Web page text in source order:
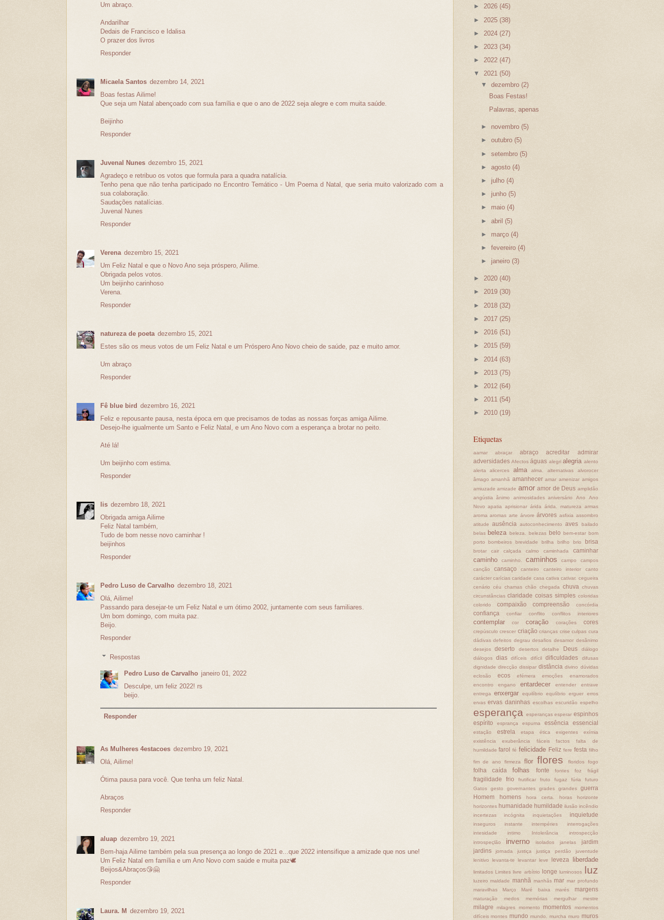
Um abraço.
Andarilhar
Dedais de Francisco e Idalisa
O prazer dos livros
Responder
Micaela Santos dezembro 14, 2021
Boas festas Ailime!
Que seja um Natal abençoado com sua família e que o ano de 2022 seja alegre e com muita saúde.
Beijinho
Responder
Juvenal Nunes dezembro 15, 2021
Agradeço e retribuo os votos que formula para a quadra natalícia.
Tenho pena que não tenha participado no Encontro Temático - Um Poema d Natal, que seria muito valorizado com a
sua colaboração.
Saudações natalícias.
Juvenal Nunes
Responder
Verena dezembro 15, 2021
Um Feliz Natal e que o Novo Ano seja próspero, Ailime.
Obrigada pelos votos.
Um beijinho carinhoso
Verena.
Responder
natureza de poeta dezembro 15, 2021
Estes são os meus votos de um Feliz Natal e um Próspero Ano Novo cheio de saúde, paz e muito amor.
Um abraço
Responder
Fê blue bird dezembro 16, 2021
Feliz e repousante pausa, nesta época em que precisamos de todas as nossas forças amiga Ailime.
Desejo-lhe igualmente um Santo e Feliz Natal, e um Ano Novo com a esperança a brotar no peito.
Até lá!
Um beijinho com estima.
Responder
lis dezembro 18, 2021
Obrigada amiga Ailime
Feliz Natal também,
Tudo de bom nesse novo caminhar !
beijinhos
Responder
Pedro Luso de Carvalho dezembro 18, 2021
Olá, Ailime!
Passando para desejar-te um Feliz Natal e um ótimo 2002, juntamente com seus familiares.
Um bom domingo, com muita paz.
Beijo.
Responder
Respostas
Pedro Luso de Carvalho janeiro 01, 2022
Desculpe, um feliz 2022! rs
beijo.
Responder
As Mulheres 4estacoes dezembro 19, 2021
Olá, Ailime!
Ótima pausa para você. Que tenha um feliz Natal.
Abraços
Responder
aluap dezembro 19, 2021
Bem-haja Ailime também pela sua presença ao longo de 2021 e...que 2022 intensifique a amizade que nos une!
Um Feliz Natal em família e um Ano Novo com saúde e muita paz🕊️
Beijos&Abraços😘🤗
Responder
Laura. M dezembro 19, 2021
► 2026 (45)
► 2025 (38)
► 2024 (27)
► 2023 (34)
► 2022 (47)
▼ 2021 (50)
▼ dezembro (2)
Boas Festas!
Palavras, apenas
► novembro (5)
► outubro (5)
► setembro (5)
► agosto (4)
► julho (4)
► junho (5)
► maio (4)
► abril (5)
► março (4)
► fevereiro (4)
► janeiro (3)
► 2020 (40)
► 2019 (30)
► 2018 (32)
► 2017 (25)
► 2016 (51)
► 2015 (59)
► 2014 (63)
► 2013 (75)
► 2012 (64)
► 2011 (54)
► 2010 (19)
Etiquetas
aamar abraçar abraço acreditar
admirar
adversidades Afectos águas alegri alegria alento
alerta
alicerces alma alma. alternativas
alvorocer
âmago amanhã amanhecer amar amenizar amigos
amiuzade amizade amor amor de Deus amplidão
angústia
ânimo animosidades aniversário Ano
Ano
Novo apatia aprisionar árida árida. matureza
armas
aroma aromas arte árvore árvores asfixia assombro
atitude
ausência autoconhecimento aves
bailado
belas beleza beleza. belezas belo bem-estar bom
porto
bombeiros brevidade brilha brilho brio brisa
brotar cair calçada calmo caminhada caminhar
caminho caminho. caminhos campo
campos
canção
cansaço canteiro canteiro interior
canto
carácter carícias caridade casa cativa cativar. cegueira
cenário
céu chamas chão chegada chuva
chuvas
circunstâncias claridade coisas simples coloridas
colorido
compaixão compreensão concórdia
confiança confiar conflito conflitos interiores
contemplar cor coração corações cores
crepúsculo crescer criação crianças crise culpas cura
dádivas defeitos degrau desafios desamor desânimo
desejos
deserto desertos detalhe Deus
diálogo
diálogos
dias difíceis difícil dificuldades
difusas
dignidade direcção dissipar distância divino dúvidas
eclosão
ecos efémera emoções
enamorados
encontro
engano entardecer entender
entrave
entrega
enxergar equilíbrio equlíbrio erguer
erros
ervas ervas daninhas escolhas escuridão espelho
esperança esperanças esperar espinhos
espírito
esprança espuma essência essencial
estação estrela etapa ética exigentes
exímia
existência
exuberância fáceis factos
falta de
humildade farol fé felicidade Feliz fere festa filho
fim de ano firmeza flor flores floridos fogo
folha caída folhas fonte fontes foz frágil
fragilidade frio frutificar fruto fugaz fúria
futuro
Gatos
gesto governantes grades grandes
guerra
Homem
homens hora certa. horas
horizonte
horizontes humanidade humildade ilusão incêndio
incertezas
incógnita inquietações inquietude
inseguros instante intempéries
interrogações
intesidade
intimo Intolerância
introspecção
introspeçlão
inverno isolados janelas
jardim
jardins
jornada justiça justiça perdão
juventude
lenitivo
levanta-te levantar leve leveza liberdade
limitados Limites livre arbítrio longe luminosos luz
luzeiro maldade manhã manhãs mar mar profundo
maravilhas
Março Maré baixa marés margens
maturação medos memórias mergulhar mestre
milagre milagres momento momentos
momentos
difíceis montes mundo mundo. murcha muro muros